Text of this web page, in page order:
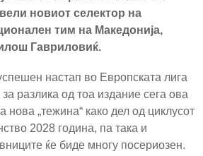
новиот селектор на
тим на Македонија,
Гавриловиќ.
настап во Европската лига
разлика од тоа издание сега ова
„тежина“ како дел од циклусот
2028 година, па така и
ќе биде многу посериозен.